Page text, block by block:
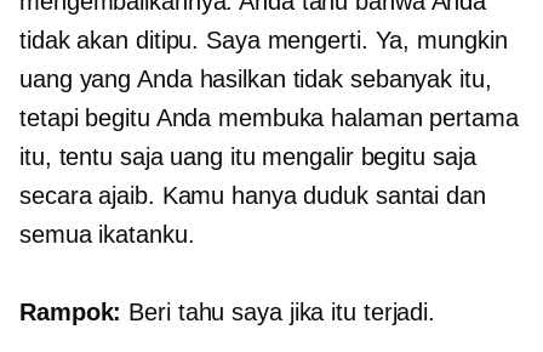
tidak akan ditipu. Saya mengerti. Ya, mungkin
uang yang Anda hasilkan tidak sebanyak itu,
tetapi begitu Anda membuka halaman pertama
itu, tentu saja uang itu mengalir begitu saja
secara ajaib. Kamu hanya duduk santai dan
semua ikatanku.
Rampok: Beri tahu saya jika itu terjadi.